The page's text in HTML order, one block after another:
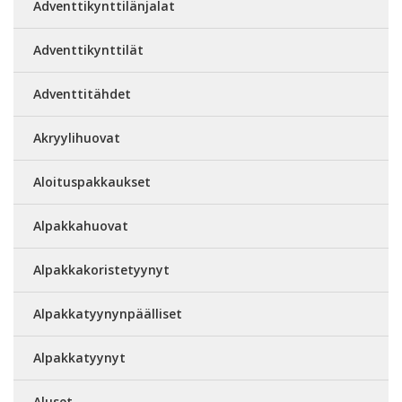
Adventtikynttilänjalat
Adventtikynttilät
Adventtitähdet
Akryylihuovat
Aloituspakkaukset
Alpakkahuovat
Alpakkakoristetyynyt
Alpakkatyynynpäälliset
Alpakkatyynyt